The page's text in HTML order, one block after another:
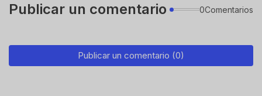
Publicar un comentario 0Comentarios
Publicar un comentario (0)